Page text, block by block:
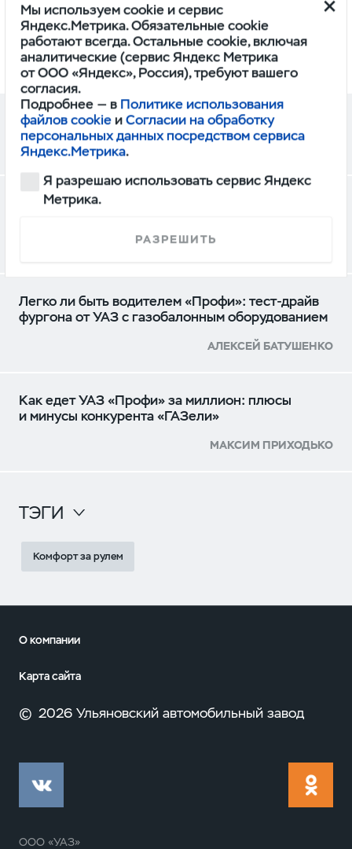
ДРУГИЕ ОБЗОРЫ
УАЗ Профи превратили в уникальный
Легко ли быть водителем «Профи»: тест-драйв
фургона от УАЗ с газобалонным оборудованием
АЛЕКСЕЙ БАТУШЕНКО
Как едет УАЗ «Профи» за миллион: плюсы
и минусы конкурента «ГАЗели»
МАКСИМ ПРИХОДЬКО
ТЭГИ
Комфорт за рулем
О компании
Карта сайта
© 2026 Ульяновский автомобильный завод
ООО «УАЗ»
Мы используем cookie и сервис
Яндекс.Метрика. Обязательные cookie
работают всегда. Остальные cookie, включая
аналитические (сервис Яндекс Метрика
от ООО «Яндекс», Россия), требуют вашего
согласия.
Подробнее — в Политике использования
файлов cookie иСогласии на обработку
персональных данных посредством сервиса
Яндекс.Метрика.
Я разрешаю использовать сервис Яндекс
Метрика.
РАЗРЕШИТЬ